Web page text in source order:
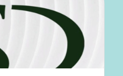
E
DESCONTO DE 20%
DE TODOS OS